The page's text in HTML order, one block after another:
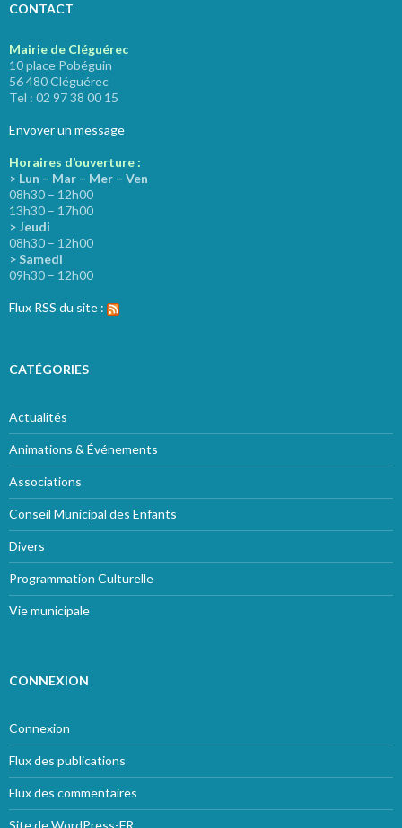
CONTACT
Mairie de Cléguérec
10 place Pobéguin
56 480 Cléguérec
Tel : 02 97 38 00 15
Envoyer un message
Horaires d’ouverture :
> Lun – Mar – Mer – Ven
08h30 – 12h00
13h30 – 17h00
> Jeudi
08h30 – 12h00
> Samedi
09h30 – 12h00
Flux RSS du site :
CATÉGORIES
Actualités
Animations & Événements
Associations
Conseil Municipal des Enfants
Divers
Programmation Culturelle
Vie municipale
CONNEXION
Connexion
Flux des publications
Flux des commentaires